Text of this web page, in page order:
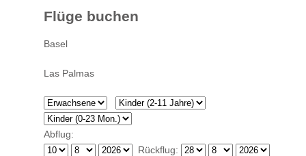
Flüge buchen
Abflug:
Rückflug: